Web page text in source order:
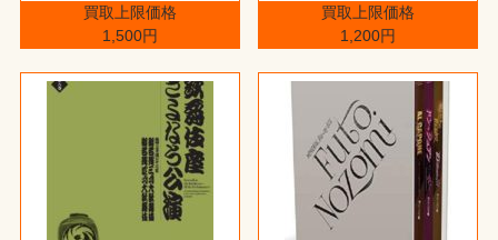
買取上限価格
1,500円
買取上限価格
1,200円